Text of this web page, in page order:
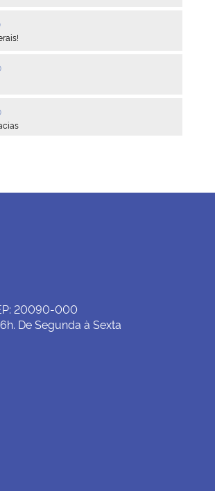
e obrigações anuais
20090-000
De Segunda à Sexta